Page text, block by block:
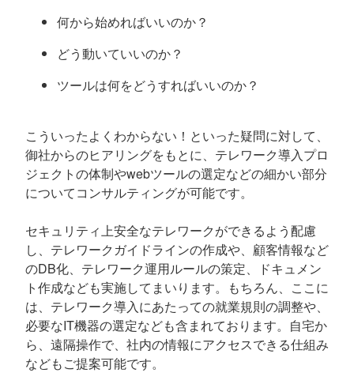
何から始めればいいのか？
どう動いていいのか？
ツールは何をどうすればいいのか？
こういったよくわからない！といった疑問に対して、
御社からのヒアリングをもとに、テレワーク導入プロ
ジェクトの体制やwebツールの選定などの細かい部分
についてコンサルティングが可能です。
セキュリティ上安全なテレワークができるよう配慮
し、テレワークガイドラインの作成や、顧客情報など
のDB化、テレワーク運用ルールの策定、ドキュメン
ト作成なども実施してまいります。もちろん、ここに
は、テレワーク導入にあたっての就業規則の調整や、
必要なIT機器の選定なども含まれております。自宅か
ら、遠隔操作で、社内の情報にアクセスできる仕組み
などもご提案可能です。